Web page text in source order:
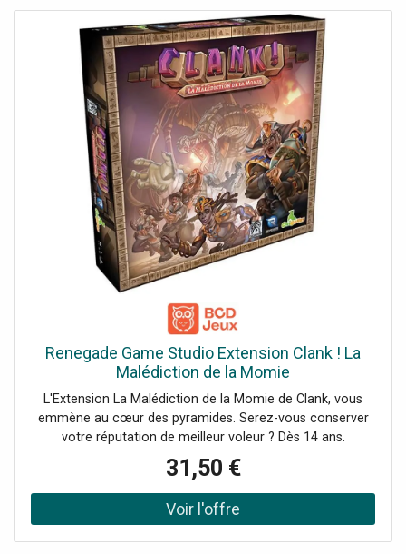
Renegade Game Studio Extension Clank ! La
Malédiction de la Momie
L'Extension La Malédiction de la Momie de Clank, vous
emmène au cœur des pyramides. Serez-vous conserver
votre réputation de meilleur voleur ? Dès 14 ans.
31,50 €